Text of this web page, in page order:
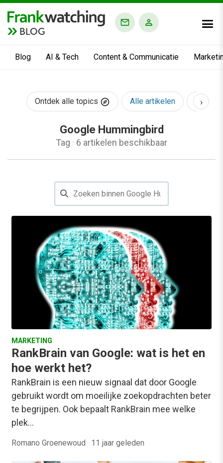
BLOG
Blog AI & Tech Content & Communicatie
Ontdek alle topics Alle artikelen AI &
›
Google Hummingbird
Tag · 6 artikelen beschikbaar
MARKETING
RankBrain van Google: wat is het en
hoe werkt het?
RankBrain is een nieuw signaal dat door Google
gebruikt wordt om moeilijke zoekopdrachten beter
te begrijpen. Ook bepaalt RankBrain mee welke
plek…
Romano Groenewoud · 11 jaar geleden